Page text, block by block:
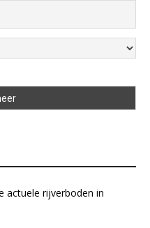
actuele rijverboden in